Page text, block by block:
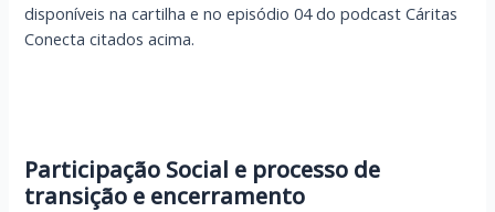
disponíveis na cartilha e no episódio 04 do podcast Cáritas
Conecta citados acima.
Participação Social e processo de
transição e encerramento